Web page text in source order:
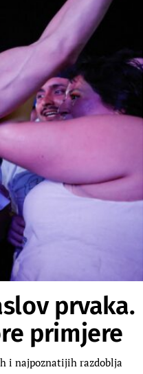
prvaka.
primjere
i najpoznatijih razdoblja